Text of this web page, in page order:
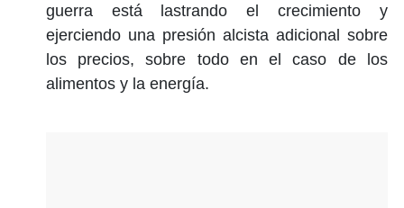
guerra está lastrando el crecimiento y
ejerciendo una presión alcista adicional sobre
los precios, sobre todo en el caso de los
alimentos y la energía.